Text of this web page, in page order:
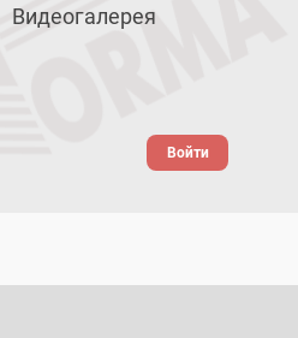
Видеогалерея
Войти